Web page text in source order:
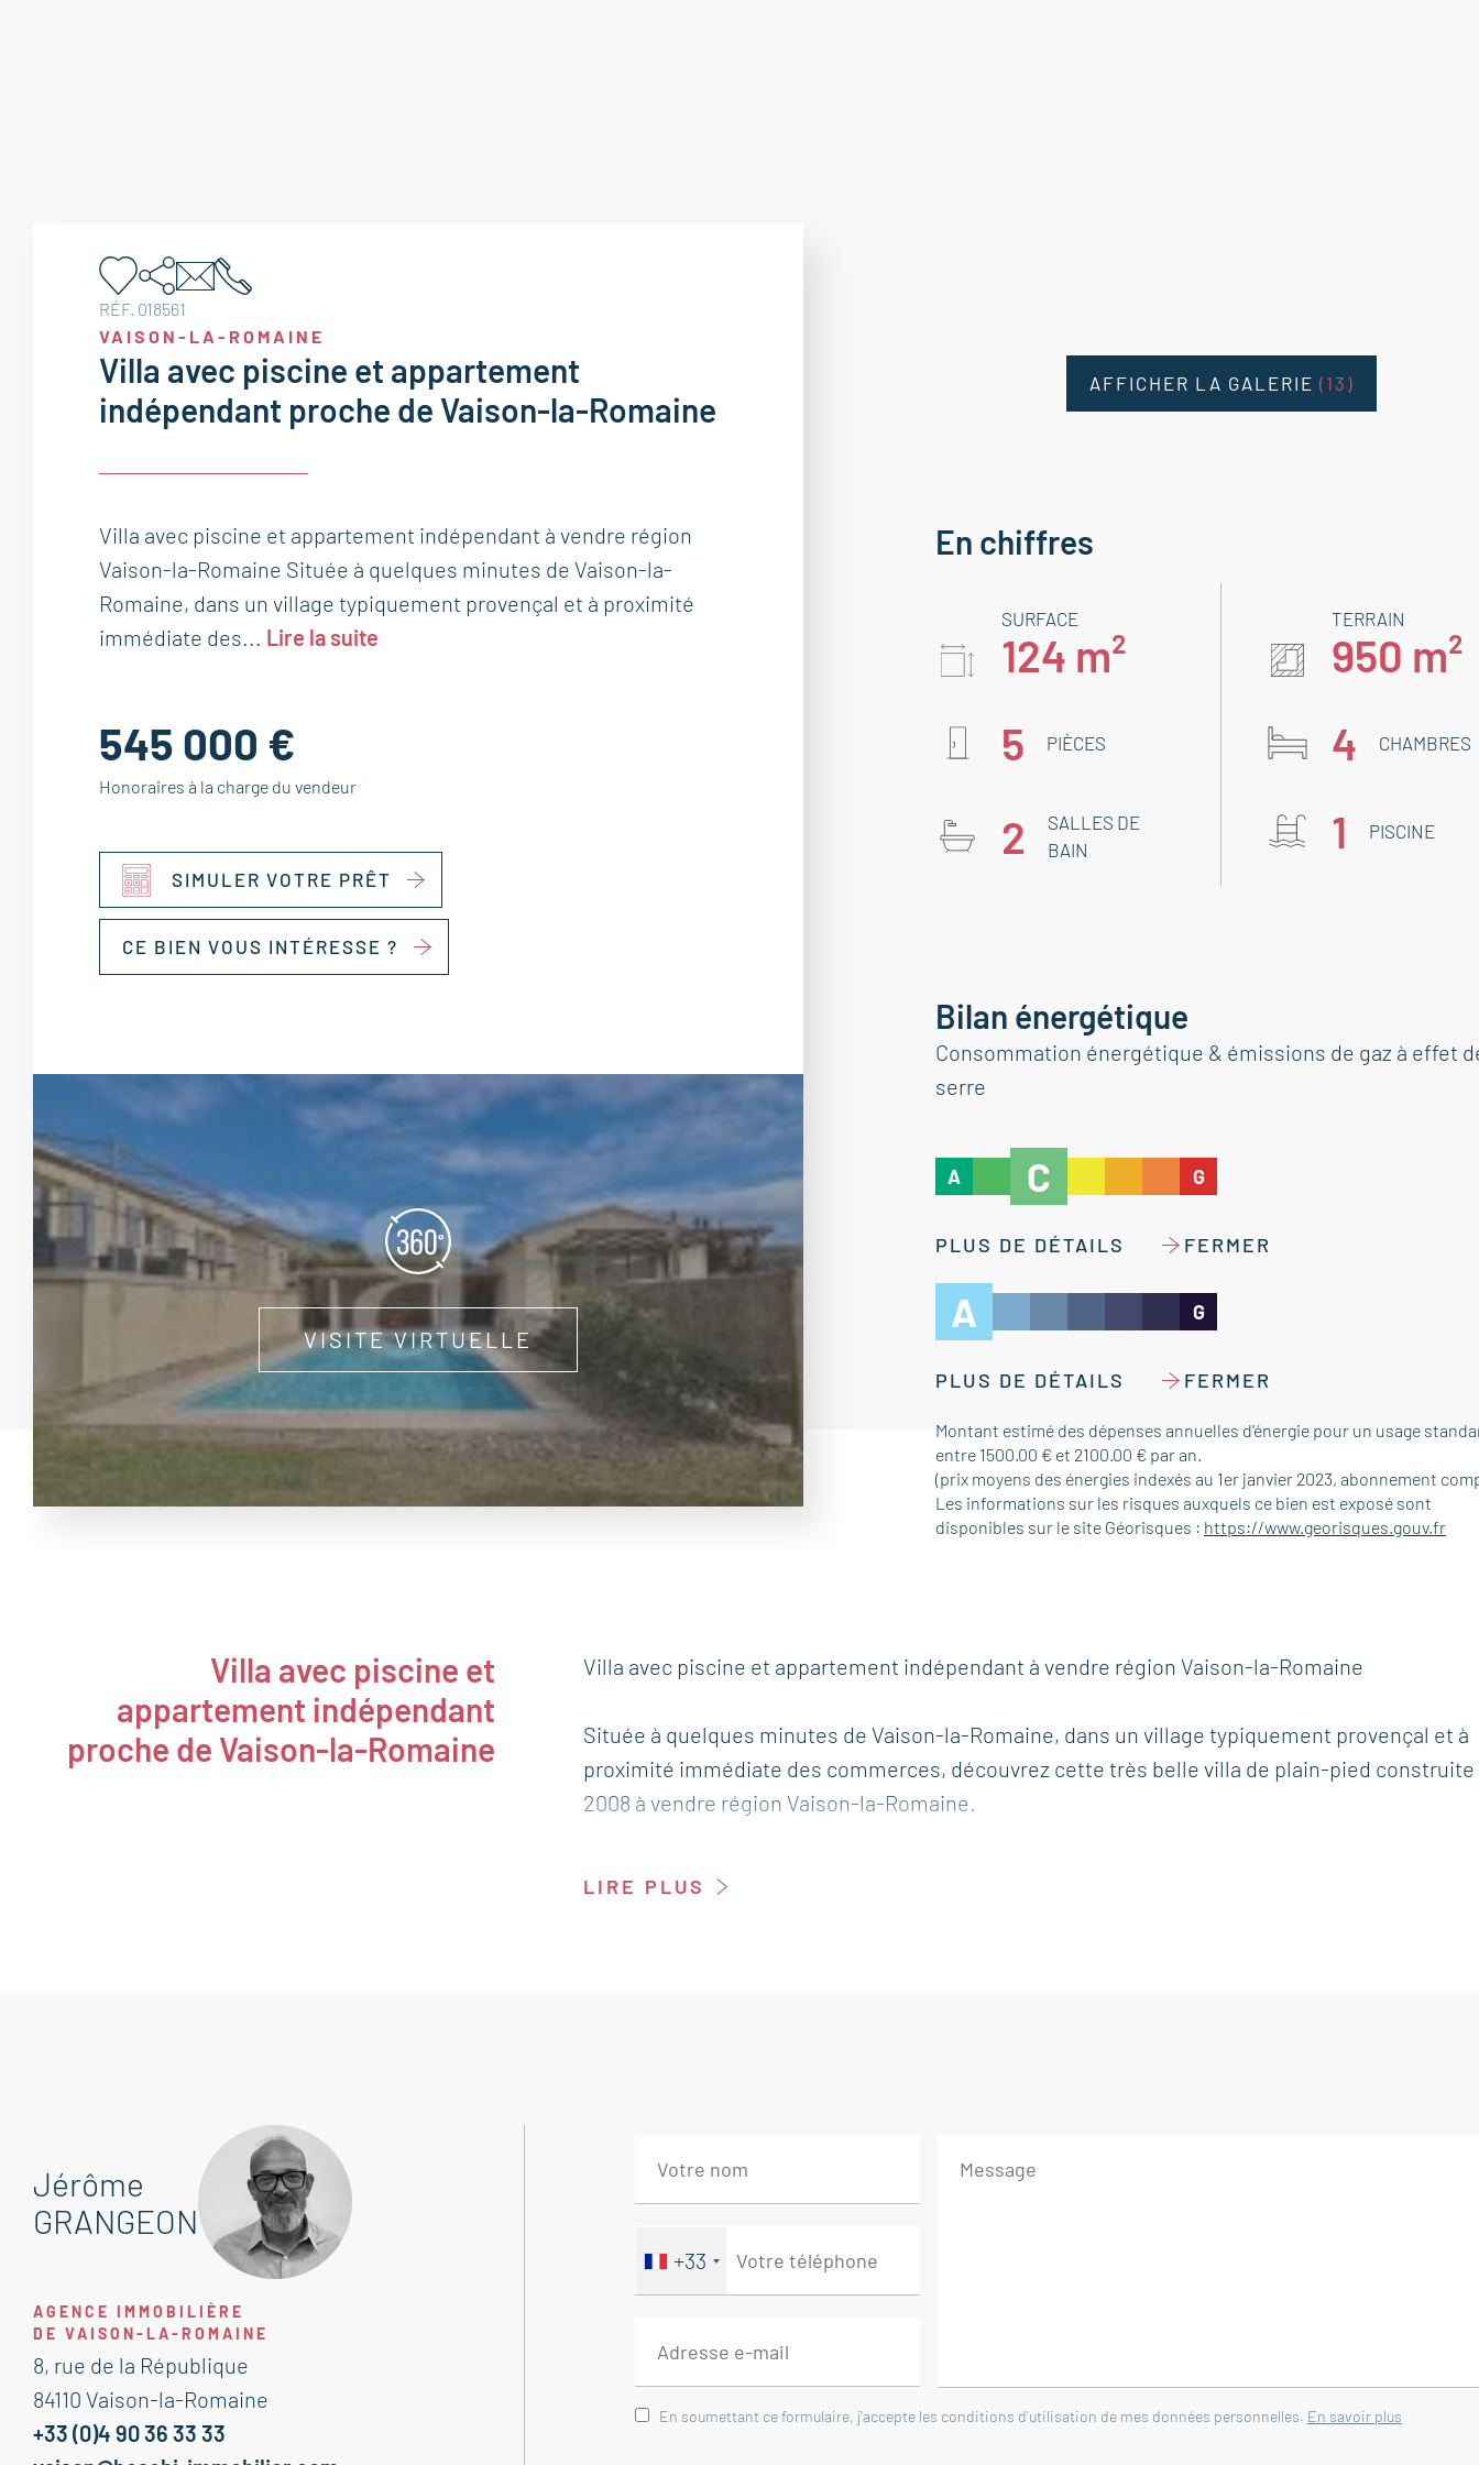
RÉF. 018561
VAISON-LA-ROMAINE
Villa avec piscine et appartement
indépendant proche de Vaison-la-Romaine
Villa avec piscine et appartement indépendant à vendre région
Vaison-la-Romaine Située à quelques minutes de Vaison-la-
Romaine, dans un village typiquement provençal et à proximité
immédiate des... Lire la suite
545 000 €
Honoraires à la charge du vendeur
SIMULER VOTRE PRÊT
CE BIEN VOUS INTÉRESSE ?
VISITE VIRTUELLE
AFFICHER LA GALERIE (13)
En chiffres
SURFACE
124 m²
TERRAIN
950 m²
5
PIÈCES 4 CHAMBRES
2
SALLES DE
BAIN
1 PISCINE
Bilan énergétique
Consommation énergétique & émissions de gaz à effet
serre
A C G
PLUS DE DÉTAILS FERMER
A G
PLUS DE DÉTAILS FERMER
Montant estimé des dépenses annuelles d'énergie pour un usage
entre 1500.00 € et 2100.00 € par an.
(prix moyens des énergies indexés au 1er janvier 2023, abonnement
Les informations sur les risques auxquels ce bien est exposé sont
disponibles sur le site Géorisques : https://www.georisques.gouv.fr
Villa avec piscine et
appartement indépendant
proche de Vaison-la-Romaine
Villa avec piscine et appartement indépendant à vendre région Vaison-la-Romaine
Située à quelques minutes de Vaison-la-Romaine, dans un village typiquement provençal et à
proximité immédiate des commerces, découvrez cette très belle villa de plain-pied construite
2008 à vendre région Vaison-la-Romaine.
À découvrir sans tarder !
Cette villa est à vendre à l'agence Boschi Immobilier de Vaison-la-Romaine - 84110
Elle se compose de :
**MAISON PRINCIPALE
LIRE PLUS
Jérôme
GRANGEON
AGENCE IMMOBILIÈRE
DE VAISON-LA-ROMAINE
8, rue de la République
84110 Vaison-la-Romaine
+33 (0)4 90 36 33 33
+33
En soumettant ce formulaire, j'accepte les conditions d'utilisation de mes données personnelles. En savoir plus